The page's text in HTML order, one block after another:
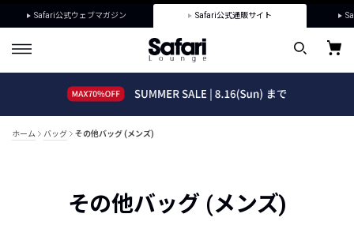
Safari公式ウェブマガジン Safari公式通販サイト
ホーム バッグ その他バッグ (メンズ)
その他バッグ (メンズ)